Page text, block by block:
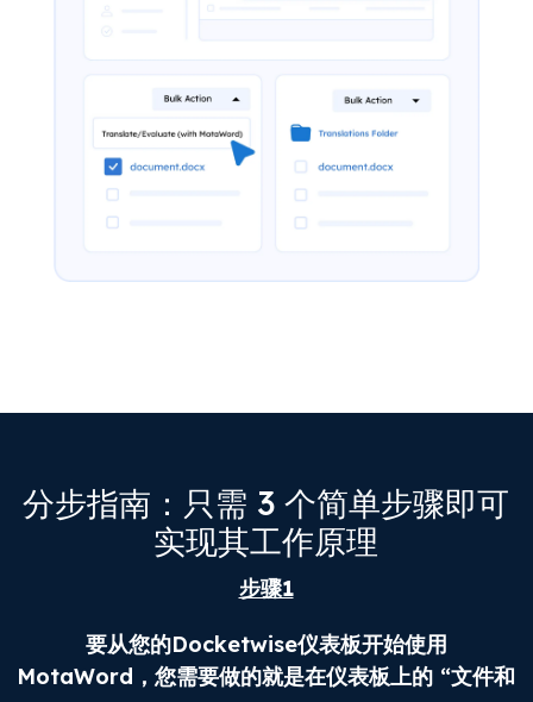
分步指南：只需 3 个简单步骤即可
实现其工作原理
步骤1
要从您的Docketwise仪表板开始使用
MotaWord，您需要做的就是在仪表板上的 “文件和